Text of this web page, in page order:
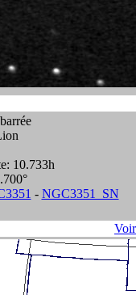
10.733h
- NGC3351_SN